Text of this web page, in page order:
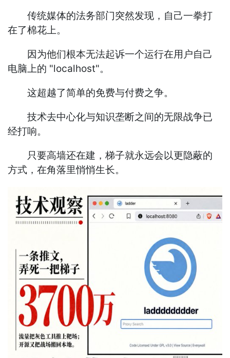
传统媒体的法务部门突然发现，自己一拳打
在了棉花上。
因为他们根本无法起诉一个运行在用户自己
电脑上的 "localhost"。
这超越了简单的免费与付费之争。
技术去中心化与知识垄断之间的无限战争已
经打响。
只要高墙还在建，梯子就永远会以更隐蔽的
方式，在角落里悄悄生长。